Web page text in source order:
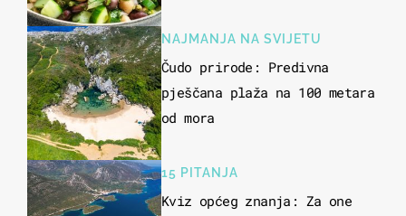
NAJMANJA NA SVIJETU
Čudo prirode: Predivna
pješčana plaža na 100 metara
od mora
15 PITANJA
Kviz općeg znanja: Za one